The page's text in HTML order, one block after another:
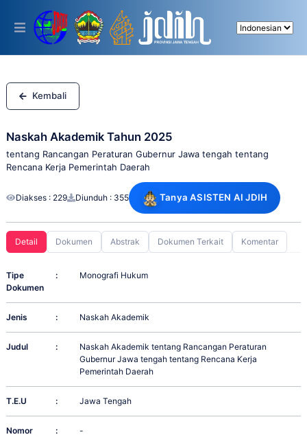
This
includes
accessibility
system.
Kembali
Naskah Akademik Tahun 2025
tentang Rancangan Peraturan Gubernur Jawa tengah tentang
Rencana Kerja Pemerintah Daerah
Diakses : 229 Diunduh : 355 Tanya ASISTEN AI JDIH
Detail Dokumen Abstrak Dokumen Terkait Komentar
Tipe
Dokumen
: Monografi Hukum
Jenis : Naskah Akademik
Judul :
Naskah Akademik tentang Rancangan Peraturan
Gubernur Jawa tengah tentang Rencana Kerja
Pemerintah Daerah
T.E.U : Jawa Tengah
Nomor
: -